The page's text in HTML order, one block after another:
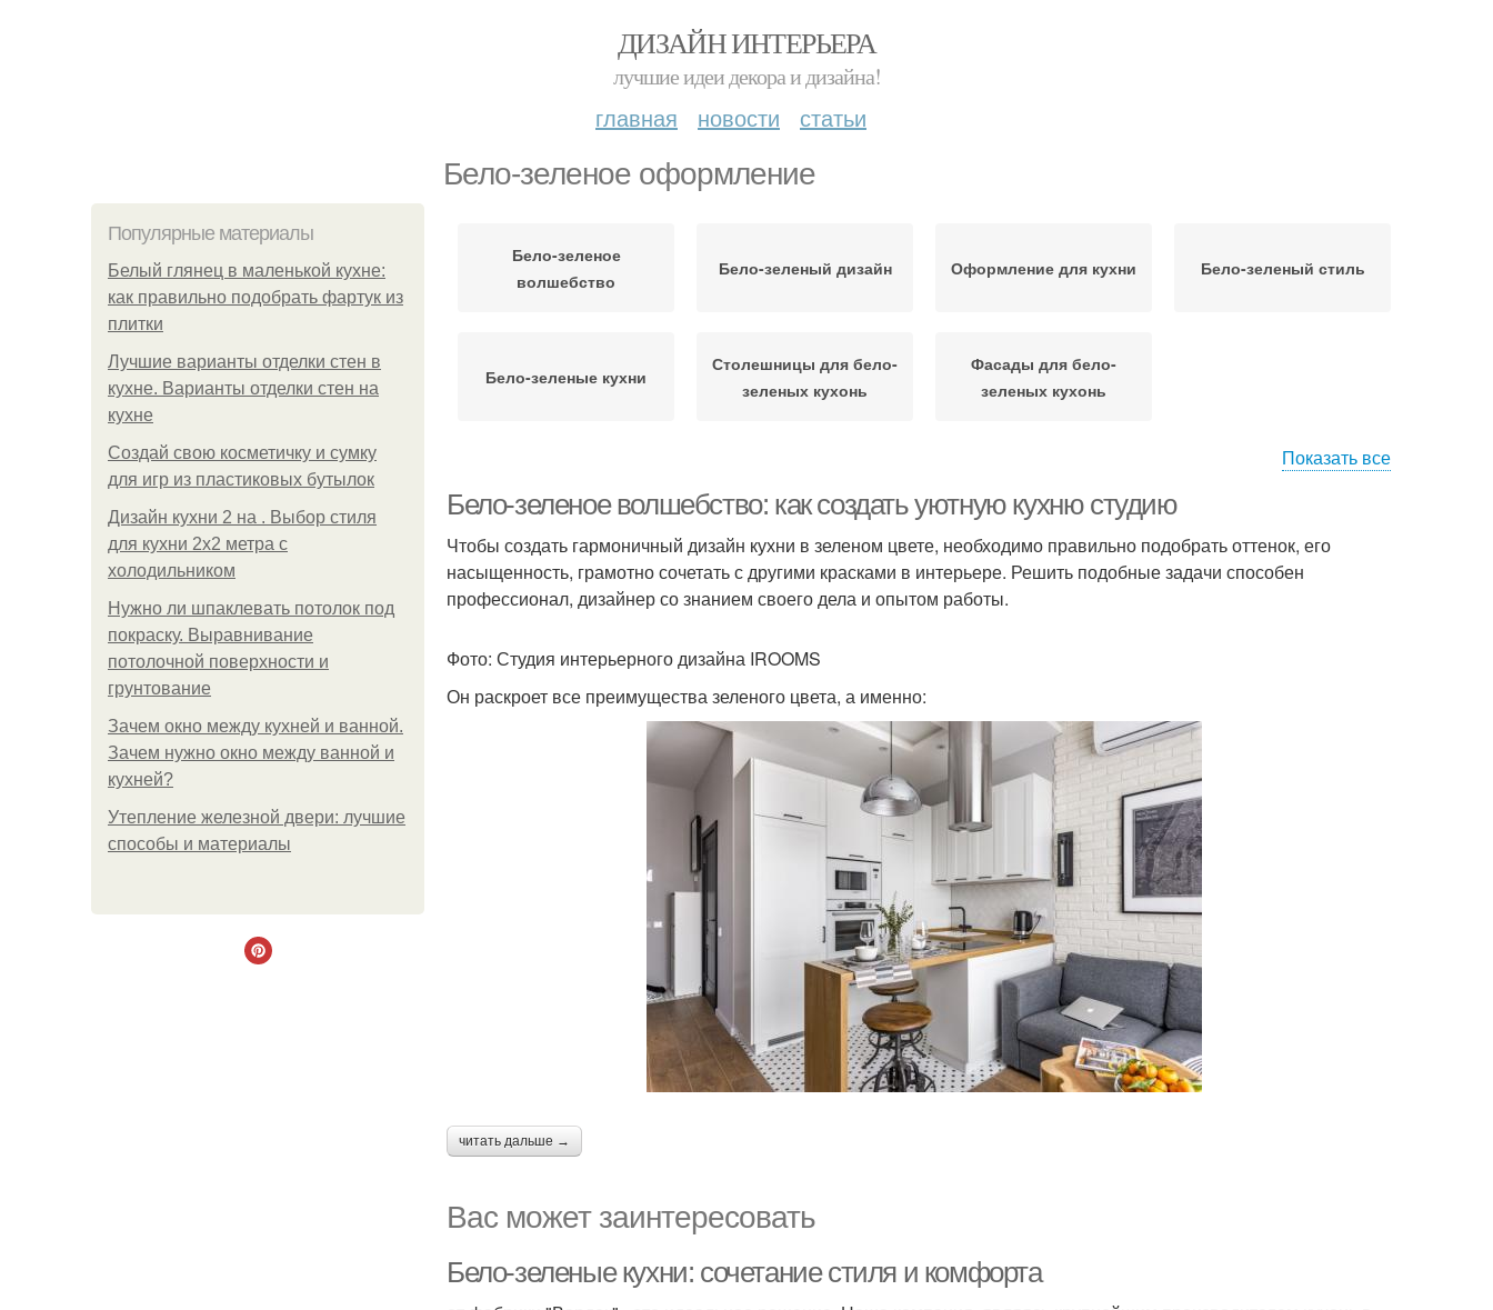
ДИЗАЙН ИНТЕРЬЕРА
лучшие идеи декора и дизайна!
главная новости статьи
Бело-зеленое оформление
Популярные материалы
Белый глянец в маленькой кухне:
как правильно подобрать фартук из
плитки
Лучшие варианты отделки стен в
кухне. Варианты отделки стен на
кухне
Создай свою косметичку и сумку
для игр из пластиковых бутылок
Дизайн кухни 2 на . Выбор стиля
для кухни 2х2 метра с
холодильником
Нужно ли шпаклевать потолок под
покраску. Выравнивание
потолочной поверхности и
грунтование
Зачем окно между кухней и ванной.
Зачем нужно окно между ванной и
кухней?
Утепление железной двери: лучшие
способы и материалы
Бело-зеленое
волшебство
Бело-зеленый дизайн Оформление для кухни Бело-зеленый стиль
Бело-зеленые кухни
Столешницы для бело-
зеленых кухонь
Фасады для бело-
зеленых кухонь
Показать все
Бело-зеленое волшебство: как создать уютную кухню студию
Чтобы создать гармоничный дизайн кухни в зеленом цвете, необходимо правильно подобрать оттенок, его
насыщенность, грамотно сочетать с другими красками в интерьере. Решить подобные задачи способен
профессионал, дизайнер со знанием своего дела и опытом работы.
Фото: Студия интерьерного дизайна IROOMS
Он раскроет все преимущества зеленого цвета, а именно:
читать дальше →
Вас может заинтересовать
Бело-зеленые кухни: сочетание стиля и комфорта